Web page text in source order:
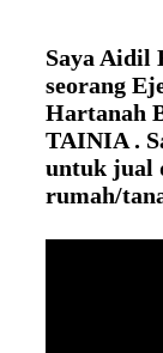
Saya Aidil
seorang
Hartanah
TAINIA .
untuk jual
rumah/